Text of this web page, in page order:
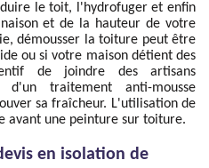
le toit, l'hydrofuger et enfin
et de la hauteur de votre
démousser la toiture peut être
ou si votre maison détient des
de joindre des artisans
d'un traitement anti-mousse
sa fraîcheur. L'utilisation de
avant une peinture sur toiture.
en isolation de